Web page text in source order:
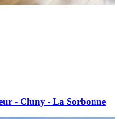
- Cluny - La Sorbonne